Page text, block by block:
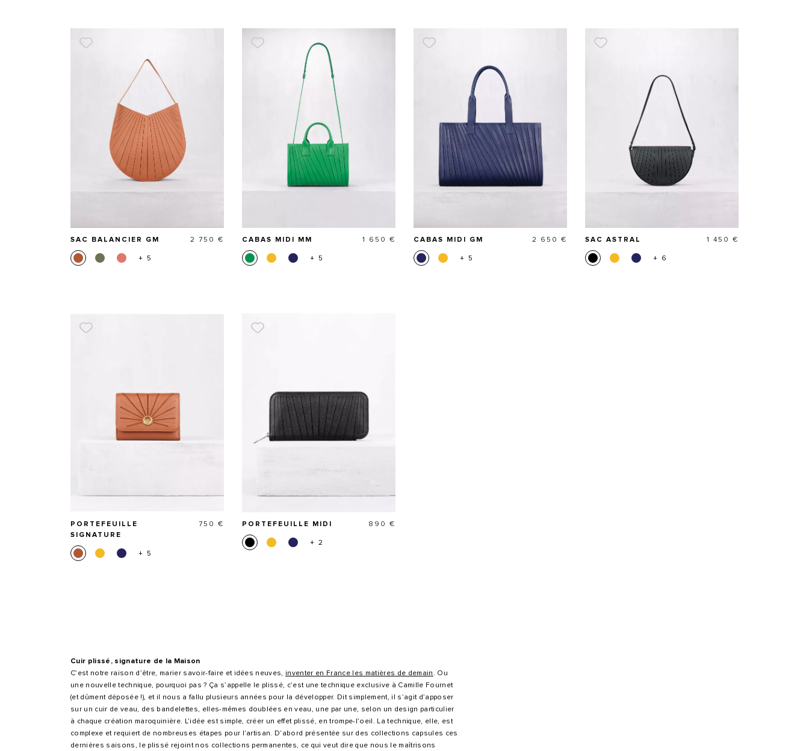
Prix
2 750 €
SAC BALANCIER GM
+ 5
Prix
1 650 €
CABAS MIDI MM
+ 5
Prix
2 650 €
CABAS MIDI GM
+ 5
Prix
1 450 €
SAC ASTRAL
+ 6
Prix
750 €
PORTEFEUILLE
SIGNATURE
+ 5
Prix
890 €
PORTEFEUILLE MIDI
+ 2
Cuir plissé, signature de la Maison
C’est notre raison d’être, marier savoir-faire et idées neuves, inventer en France les matières de demain. Ou
une nouvelle technique, pourquoi pas ? Ça s’appelle le plissé, c’est une technique exclusive à Camille Fournet
(et dûment déposée !), et il nous a fallu plusieurs années pour la développer. Dit simplement, il s’agit d’apposer
sur un cuir de veau, des bandelettes, elles-mêmes doublées en veau, une par une, selon un design particulier
à chaque création maroquinière. L’idée est simple, créer un effet plissé, en trompe-l’oeil. La technique, elle, est
complexe et requiert de nombreuses étapes pour l’artisan. D’abord présentée sur des collections capsules ces
dernières saisons, le plissé rejoint nos collections permanentes, ce qui veut dire que nous le maîtrisons